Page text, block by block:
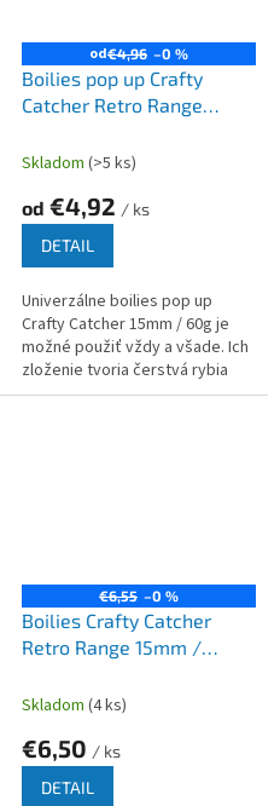
od€4,96 –0 %
Boilies pop up Crafty
Catcher Retro Range
Skladom (>5 ks)
od €4,92 / ks
DETAIL
Univerzálne boilies pop up
Crafty Catcher 15mm / 60g je
možné použiť vždy a všade. Ich
zloženie tvoria čerstvá rybia
múčka a múčka z morských
€6,55 –0 %
Boilies Crafty Catcher
Retro Range 15mm /
Skladom (4 ks)
€6,50 / ks
DETAIL